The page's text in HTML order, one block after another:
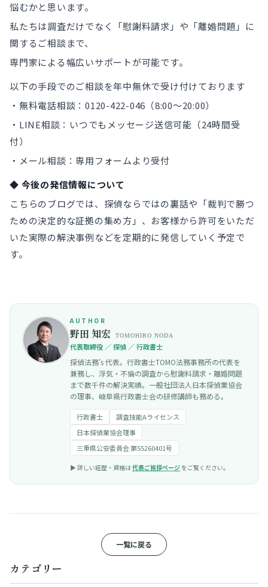
悩むかと思います。
私たちは調査だけでなく「慰謝料請求」や「離婚問題」に
関するご相談まで、
専門家による幅広いサポートが可能です。
以下の手段でのご相談を年中無休で受け付けております
・無料電話相談：0120-422-046（8:00〜20:00）
・LINE相談：いつでもメッセージ送信可能（24時間受
付）
・メール相談：専用フォームより受付
◆ 今後の発信情報について
こちらのブログでは、探偵ならではの裏話や「裁判で勝つ
ための決定的な証拠の集め方」、お客様から許可をいただ
いた実際の解決事例などを定期的に発信していく予定で
す。
AUTHOR
野田 知宏 TOMOHIRO NODA
代表取締役 ／ 探偵 ／ 行政書士
探偵法務's 代表。行政書士TOMO法務事務所の代表を
兼務し、浮気・不倫の調査から慰謝料請求・離婚問題
まで数千件の解決実績。一般社団法人日本探偵業協会
の理事、岐阜県行政書士会の研修講師も務める。
行政書士
調査技能Aライセンス
日本探偵業協会理事
三重県公安委員会 第55260401号
▶︎ 詳しい経歴・資格は代表ご挨拶ページ をご覧ください。
一覧に戻る
カテゴリー